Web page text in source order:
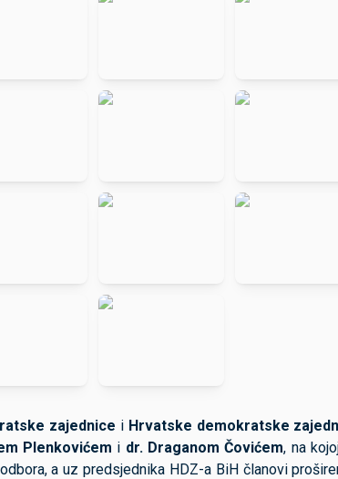
zajednice i Hrvatske demokratske
Plenkovićem i dr. Draganom Čovićem, na
a uz predsjednika HDZ-a BiH članovi